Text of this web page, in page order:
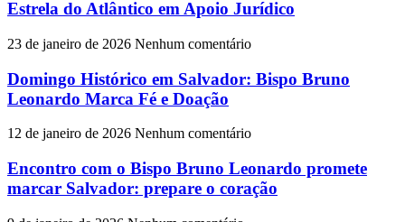
Estrela do Atlântico em Apoio Jurídico
23 de janeiro de 2026 Nenhum comentário
Domingo Histórico em Salvador: Bispo Bruno
Leonardo Marca Fé e Doação
12 de janeiro de 2026 Nenhum comentário
Encontro com o Bispo Bruno Leonardo promete
marcar Salvador: prepare o coração